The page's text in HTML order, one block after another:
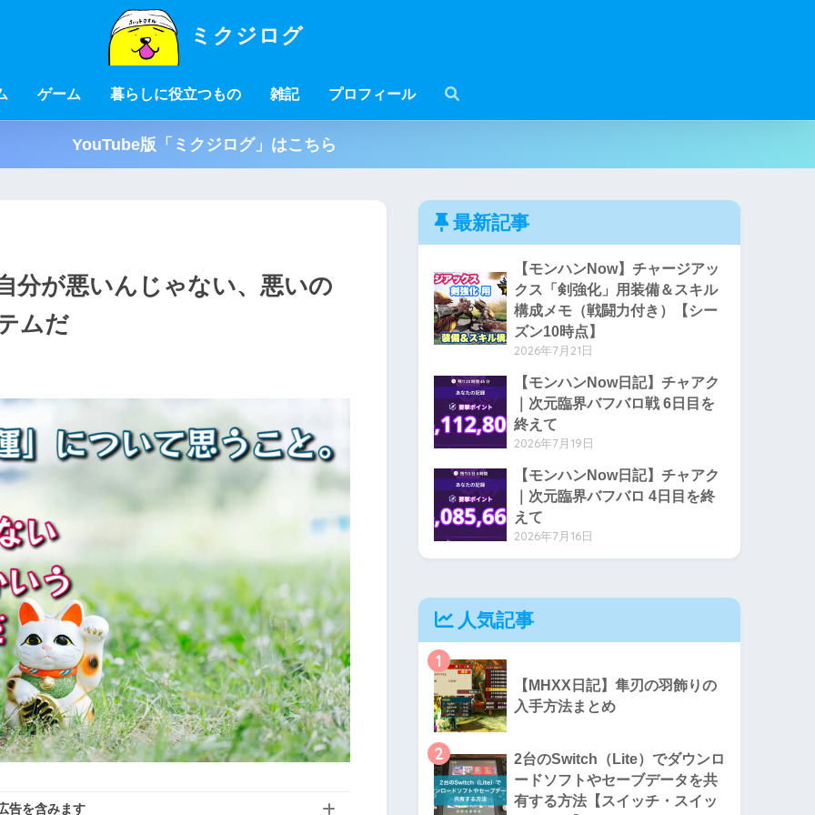
ミクジログ
ゲーム 暮らしに役立つもの 雑記 プロフィール
YouTube版「ミクジログ」はこちら
分が悪いんじゃない、悪いの
ムだ
告を含みます
最新記事
【モンハンNow】チャージアッ
クス「剣強化」用装備＆スキル
構成メモ（戦闘力付き）【シー
ズン10時点】
2026年7月21日
【モンハンNow日記】チャアク
｜次元臨界バフバロ戦 6日目を
終えて
2026年7月19日
【モンハンNow日記】チャアク
｜次元臨界バフバロ 4日目を終
えて
2026年7月16日
人気記事
1
【MHXX日記】隼刃の羽飾りの
入手方法まとめ
2
2台のSwitch（Lite）でダウンロ
ードソフトやセーブデータを共
有する方法【スイッチ・スイッ